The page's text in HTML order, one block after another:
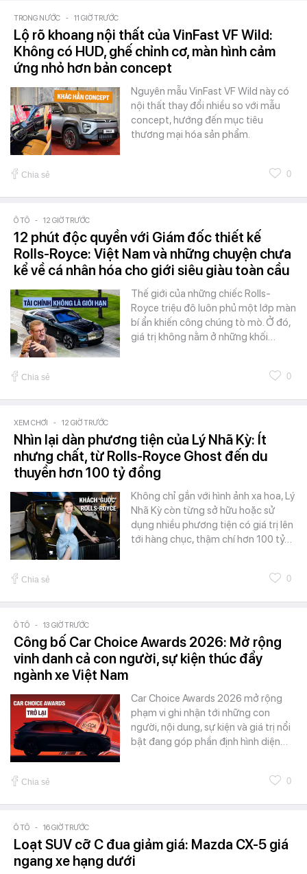
TRONG NƯỚC - 11 GIỜ TRƯỚC
Lộ rõ khoang nội thất của VinFast VF Wild:
Không có HUD, ghế chỉnh cơ, màn hình cảm
ứng nhỏ hơn bản concept
Nguyên mẫu VinFast VF Wild này có
nội thất thay đổi nhiều so với mẫu
concept, hướng đến mục tiêu
thương mại hóa sản phẩm.
Chia sẻ 0
Ô TÔ - 12 GIỜ TRƯỚC
12 phút độc quyền với Giám đốc thiết kế
Rolls-Royce: Việt Nam và những chuyện chưa
kể về cá nhân hóa cho giới siêu giàu toàn cầu
Thế giới của những chiếc Rolls-
Royce triệu đô luôn phủ một lớp màn
bí ẩn khiến công chúng tò mò. Ở đó,
giá trị không nằm ở những khối…
Chia sẻ 0
XEM CHƠI - 12 GIỜ TRƯỚC
Nhìn lại dàn phương tiện của Lý Nhã Kỳ: Ít
nhưng chất, từ Rolls-Royce Ghost đến du
thuyền hơn 100 tỷ đồng
Không chỉ gắn với hình ảnh xa hoa, Lý
Nhã Kỳ còn từng sở hữu hoặc sử
dụng nhiều phương tiện có giá trị lên
tới hàng chục, thậm chí hơn 100 tỷ…
Chia sẻ 0
Ô TÔ - 13 GIỜ TRƯỚC
Công bố Car Choice Awards 2026: Mở rộng
vinh danh cả con người, sự kiện thúc đẩy
ngành xe Việt Nam
Car Choice Awards 2026 mở rộng
phạm vi ghi nhận tới những con
người, nội dung, sự kiện và giá trị nổi
bật đang góp phần định hình diện…
Chia sẻ 0
Ô TÔ - 16 GIỜ TRƯỚC
Loạt SUV cỡ C đua giảm giá: Mazda CX-5 giá
ngang xe hạng dưới